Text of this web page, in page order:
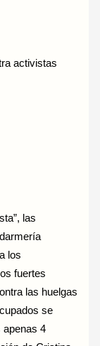
activistas
las
los
fuertes
las huelgas
se
apenas 4